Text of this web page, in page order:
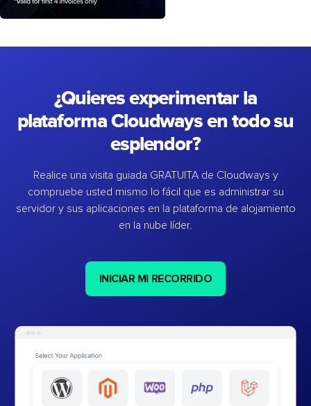
¿Quieres experimentar la
plataforma Cloudways en todo su
esplendor?
Realice una visita guiada GRATUITA de Cloudways y
compruebe usted mismo lo fácil que es administrar su
servidor y sus aplicaciones en la plataforma de alojamiento
en la nube líder.
INICIAR MI RECORRIDO